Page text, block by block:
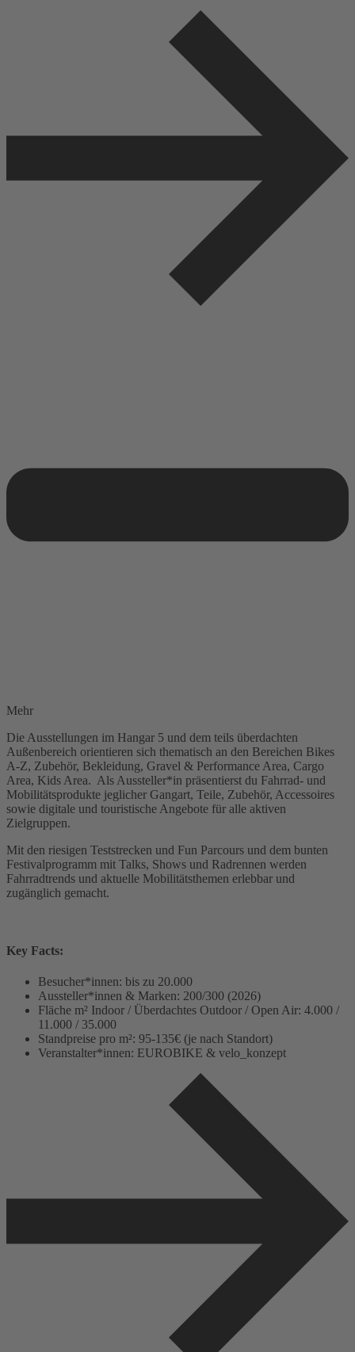
Mehr
Die Ausstellungen im Hangar 5 und dem teils überdachten
Außenbereich orientieren sich thematisch an den Bereichen Bikes
A-Z, Zubehör, Bekleidung, Gravel & Performance Area, Cargo
Area, Kids Area. Als Aussteller*in präsentierst du Fahrrad- und
Mobilitätsprodukte jeglicher Gangart, Teile, Zubehör, Accessoires
sowie digitale und touristische Angebote für alle aktiven
Zielgruppen.
Mit den riesigen Teststrecken und Fun Parcours und dem bunten
Festivalprogramm mit Talks, Shows und Radrennen werden
Fahrradtrends und aktuelle Mobilitätsthemen erlebbar und
zugänglich gemacht.
Key Facts:
Besucher*innen: bis zu 20.000
Aussteller*innen & Marken: 200/300 (2026)
Fläche m² Indoor / Überdachtes Outdoor / Open Air: 4.000 /
11.000 / 35.000
Standpreise pro m²: 95-135€ (je nach Standort)
Veranstalter*innen: EUROBIKE & velo_konzept